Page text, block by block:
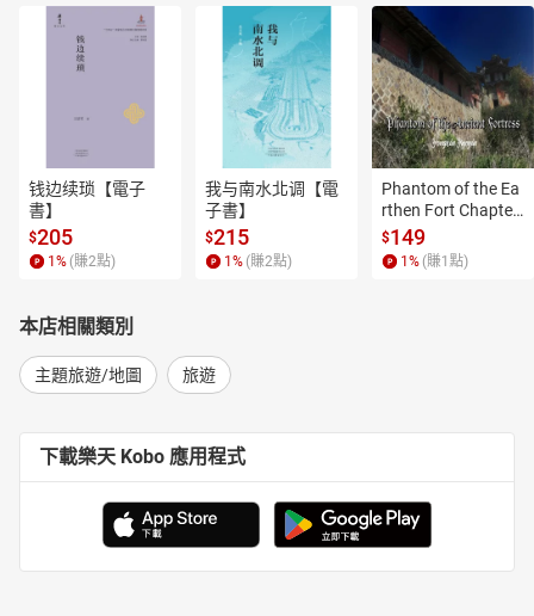
钱边续琐【電子
書】
$205
1% (賺2點)
我与南水北调【電
子書】
$215
1% (賺2點)
Phantom of the Ea
rthen Fort Chapter
4【有聲書】
$149
1% (賺1點)
本店相關類別
主題旅遊/地圖 旅遊
下載樂天 Kobo 應用程式